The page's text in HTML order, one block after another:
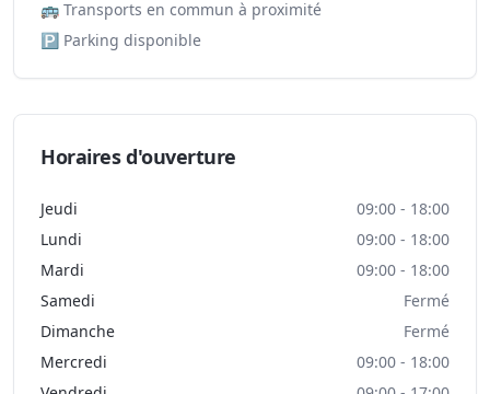
🚌 Transports en commun à proximité
🅿️ Parking disponible
Horaires d'ouverture
Jeudi
09:00 - 18:00
Lundi
09:00 - 18:00
Mardi
09:00 - 18:00
Samedi
Fermé
Dimanche
Fermé
Mercredi
09:00 - 18:00